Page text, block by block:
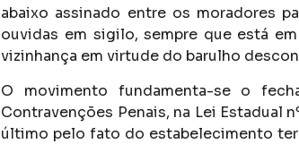
abaixo assinado entre os moradores
ouvidas em sigilo, sempre que está
vizinhança em virtude do barulho
O movimento fundamenta-se o
Contravenções Penais, na Lei Estadual
último pelo fato do estabelecimento